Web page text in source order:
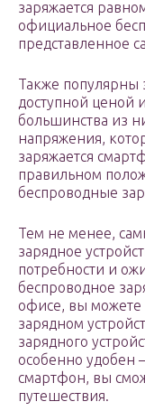
заряжается
официальное
представленное
Также популярны
доступной ценой
большинства из
напряжения,
заряжается
правильном
беспроводные
Тем не менее,
зарядное
потребности и
беспроводное
офисе, вы можете
зарядном
зарядного
особенно удобен
смартфон, вы
путешествия.